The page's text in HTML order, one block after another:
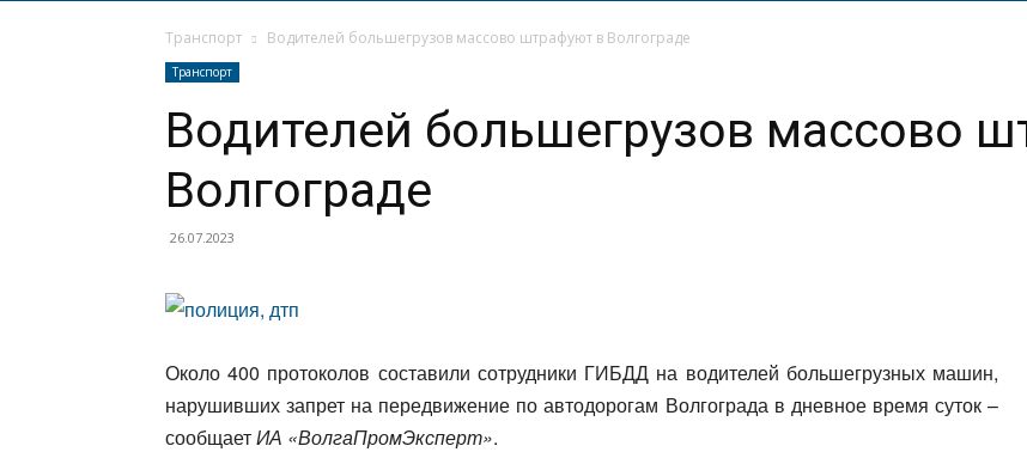
Транспорт Водителей большегрузов массово штрафуют в Волгограде
Транспорт
Водителей большегрузов массово
Волгограде
26.07.2023
Около 400 протоколов составили сотрудники ГИБДД на водителей большегрузных машин,
нарушивших запрет на передвижение по автодорогам Волгограда в дневное время суток –
сообщаетИА «ВолгаПромЭксперт».